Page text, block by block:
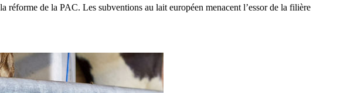
de la PAC. Les subventions au lait européen menacent l’essor de la filière